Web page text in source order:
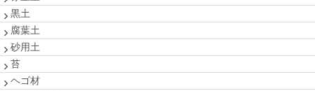
黒土
腐葉土
砂用土
苔
ヘゴ材